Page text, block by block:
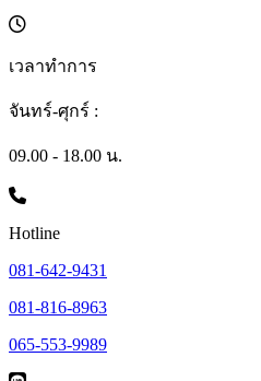
เวลาทำการ
จันทร์-ศุกร์ :
09.00 - 18.00 น.
Hotline
081-642-9431
081-816-8963
065-553-9989